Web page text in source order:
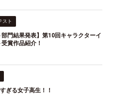
スト
部門結果発表】第10回キャラクターイ
賞作品紹介！
ぎる女子高生！！